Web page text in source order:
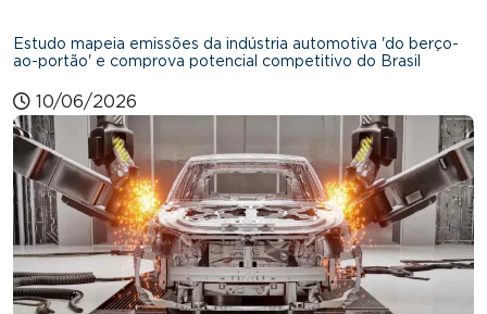
Estudo mapeia emissões da indústria automotiva 'do berço-
ao-portão' e comprova potencial competitivo do Brasil
10/06/2026